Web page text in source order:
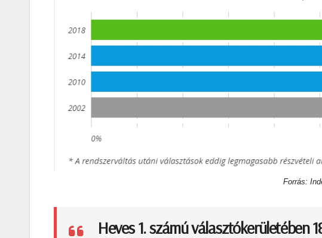
Forrás:
Heves 1. számú választókerületében